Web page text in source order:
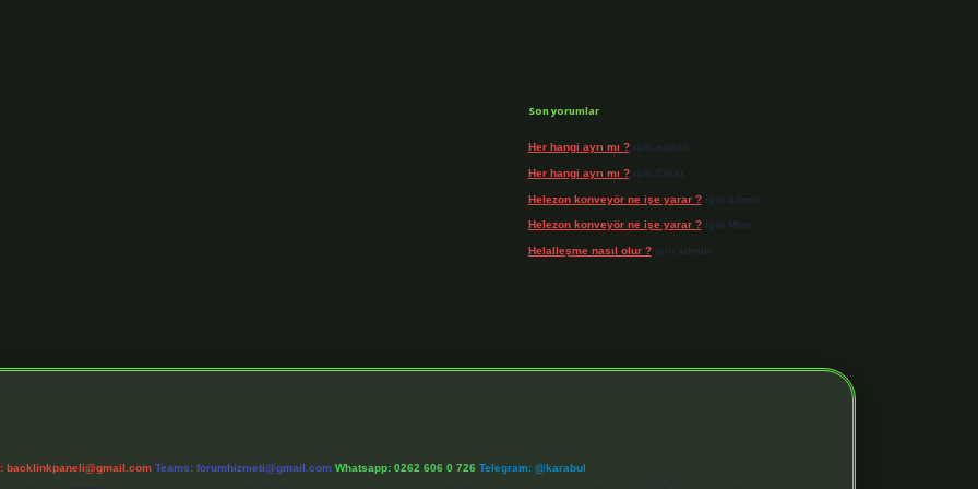
Son yorumlar
Her hangi ayrı mı ?için admin
Her hangi ayrı mı ?için Cihat
Helezon konveyör ne işe yarar ?için admin
Helezon konveyör ne işe yarar ?için Mine
Helalleşme nasıl olur ?için admin
backlinkpaneli@gmail.com Teams: forumhizmeti@gmail.com Whatsapp: 0262 606 0 726 Telegram: @karabul